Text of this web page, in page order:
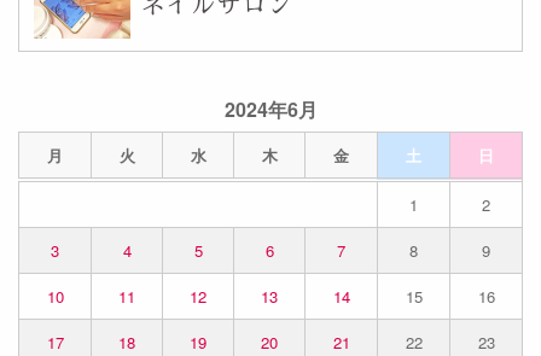
2024年6月
月 火 水 木 金 土 日
1
2
3
4 5 6 7 8
9
10
11 12 13 14 15
16
17
18 19 20 21 22
23